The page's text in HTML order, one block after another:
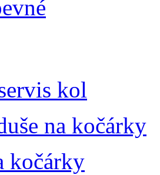
kol
na kočárky
kočárky